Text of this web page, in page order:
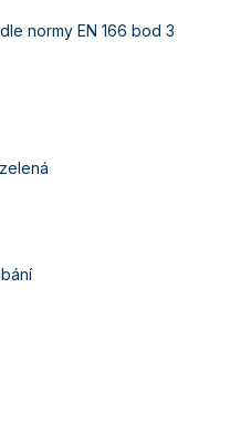
normy EN 166 bod 3